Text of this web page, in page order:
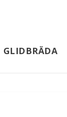
GLIDBRÄDA